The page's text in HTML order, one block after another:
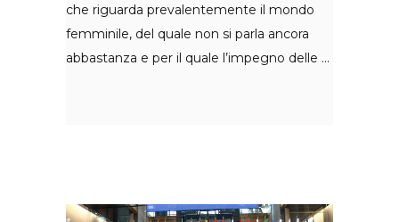
che riguarda prevalentemente il mondo
femminile, del quale non si parla ancora
abbastanza e per il quale l’impegno delle